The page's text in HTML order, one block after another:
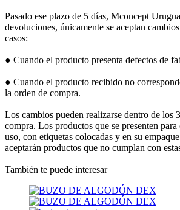
Pasado ese plazo de 5 días, Mconcept
devoluciones, únicamente se aceptan
casos:
● Cuando el producto presenta defectos de
● Cuando el producto recibido no
la orden de compra.
Los cambios pueden realizarse dentro de los
compra. Los productos que se presenten
uso, con etiquetas colocadas y en su
aceptarán productos que no cumplan con
También te puede interesar